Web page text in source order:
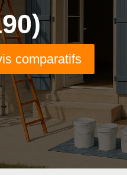
comparatifs